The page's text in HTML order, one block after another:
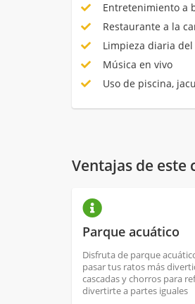
Entretenimiento a
Restaurante a la
Limpieza diaria
Música en vivo
Uso de piscina,
Ventajas de este
Parque acuático
Disfruta de parque
pasar tus ratos más
cascadas y chorros para
divertirte a partes iguales